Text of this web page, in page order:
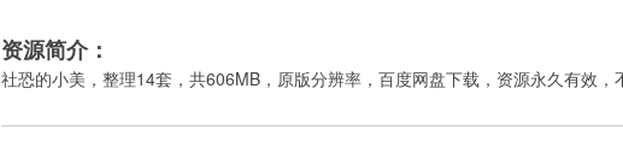
资源简介：
社恐的小美，整理14套，共606MB，原版分辨率，百度网盘下载，资源永久有效